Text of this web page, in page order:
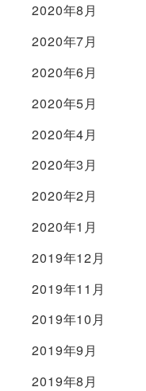
2020年8月
2020年7月
2020年6月
2020年5月
2020年4月
2020年3月
2020年2月
2020年1月
2019年12月
2019年11月
2019年10月
2019年9月
2019年8月